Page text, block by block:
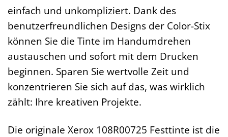
einfach und unkompliziert. Dank des
benutzerfreundlichen Designs der Color-Stix
können Sie die Tinte im Handumdrehen
austauschen und sofort mit dem Drucken
beginnen. Sparen Sie wertvolle Zeit und
konzentrieren Sie sich auf das, was wirklich
zählt: Ihre kreativen Projekte.
Die originale Xerox 108R00725 Festtinte ist die